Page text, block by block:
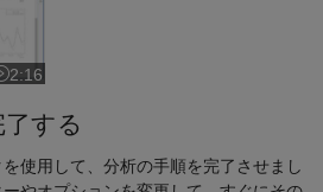
2:16
デオの長さ 2:16
する
使用して、分析の手順を完了させまし